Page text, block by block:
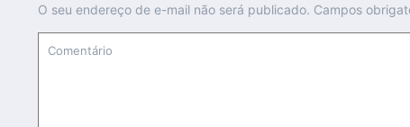
O seu endereço de e-mail não será publicado. Campos